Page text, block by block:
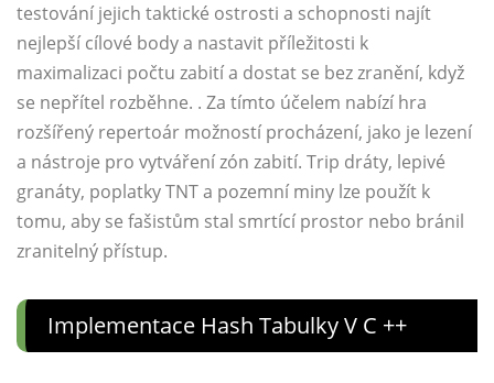
testování jejich taktické ostrosti a schopnosti najít
nejlepší cílové body a nastavit příležitosti k
maximalizaci počtu zabití a dostat se bez zranění, když
se nepřítel rozběhne. . Za tímto účelem nabízí hra
rozšířený repertoár možností procházení, jako je lezení
a nástroje pro vytváření zón zabití. Trip dráty, lepivé
granáty, poplatky TNT a pozemní miny lze použít k
tomu, aby se fašistům stal smrtící prostor nebo bránil
zranitelný přístup.
Implementace Hash Tabulky V C ++